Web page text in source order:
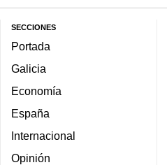
SECCIONES
Portada
Galicia
Economía
España
Internacional
Opinión